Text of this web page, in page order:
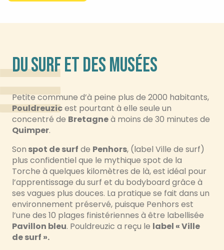
DU SURF ET DES MUSÉES
Petite commune d’à peine plus de 2000 habitants,
Pouldreuzicest pourtant à elle seule un
concentré de Bretagneà moins de 30 minutes de
Quimper.
Son spot de surf de Penhors, (label Ville de surf)
plus confidentiel que le mythique spot de la
Torche à quelques kilomètres de là, est idéal pour
l’apprentissage du surf et du bodyboard grâce à
ses vagues plus douces. La pratique se fait dans un
environnement préservé, puisque Penhors est
l’une des 10 plages finistériennes à être labellisée
Pavillon bleu. Pouldreuzic a reçu le label « Ville
de surf ».